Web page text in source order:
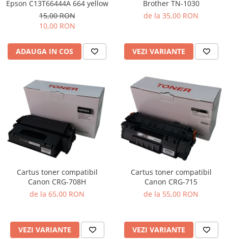
Epson C13T66444A 664 yellow
15,00 RON
10,00 RON
ADAUGA IN COS
Brother TN-1030
de la 35,00 RON
VEZI VARIANTE
Cartus toner compatibil
Canon CRG-708H
de la 65,00 RON
VEZI VARIANTE
Cartus toner compatibil
Canon CRG-715
de la 55,00 RON
VEZI VARIANTE